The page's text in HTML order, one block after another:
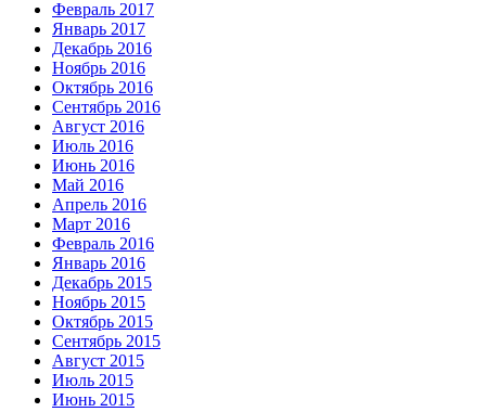
Февраль 2017
Январь 2017
Декабрь 2016
Ноябрь 2016
Октябрь 2016
Сентябрь 2016
Август 2016
Июль 2016
Июнь 2016
Май 2016
Апрель 2016
Март 2016
Февраль 2016
Январь 2016
Декабрь 2015
Ноябрь 2015
Октябрь 2015
Сентябрь 2015
Август 2015
Июль 2015
Июнь 2015